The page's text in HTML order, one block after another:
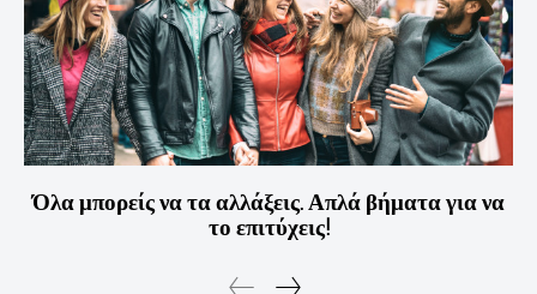
Όλα μπορείς να τα αλλάξεις. Απλά βήματα για να
το επιτύχεις!